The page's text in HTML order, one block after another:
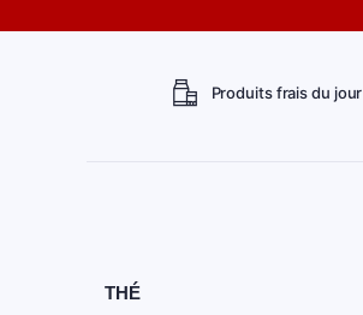
Produits frais du jour
THÉ